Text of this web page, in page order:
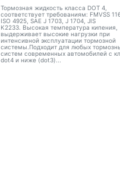
Тормозная жидкость класса DOT 4,
соответствует требованиям: FMVSS
ISO 4925, SAE J 1703, J 1704, JIS
K2233. Высокая температура кипения,
выдерживает высокие нагрузки при
интенсивной эксплуатации тормозной
системы.Подходит для любых
систем современных автомобилей с
dot4 и ниже (dot3)...